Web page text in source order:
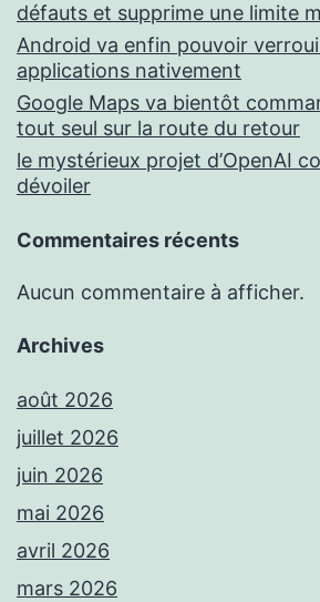
défauts et supprime une limite
Android va enfin pouvoir
applications nativement
Google Maps va bientôt
tout seul sur la route du retour
le mystérieux projet d’OpenAI
dévoiler
Commentaires récents
Aucun commentaire à afficher.
Archives
août 2026
juillet 2026
juin 2026
mai 2026
avril 2026
mars 2026